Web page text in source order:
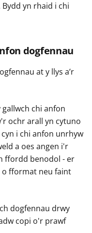
yn rhaid i chi
dogfennau
at y llys a’r
chi anfon
ochr arall yn cytuno
i chi anfon unrhyw
a oes angen i'r
ffordd benodol - er
fformat neu faint
dogfennau drwy
copi o'r prawf